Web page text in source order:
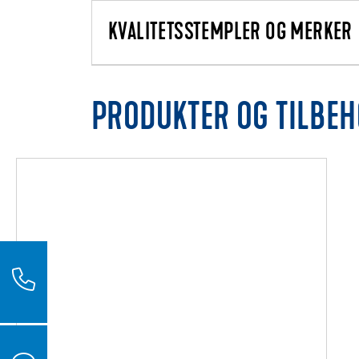
KVALITETSSTEMPLER OG MERKER
PRODUKTER OG